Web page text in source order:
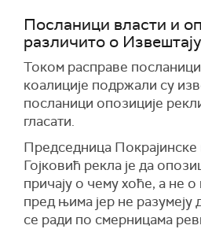
Посланици власти и
различито о Извештају
Током расправе посланици
коалиције подржали су
посланици опозиције
гласати.
Председница Покрајинске
Гојковић рекла је да
причају о чему хоће, а не о
пред њима јер не разумеју
се ради по смерницама